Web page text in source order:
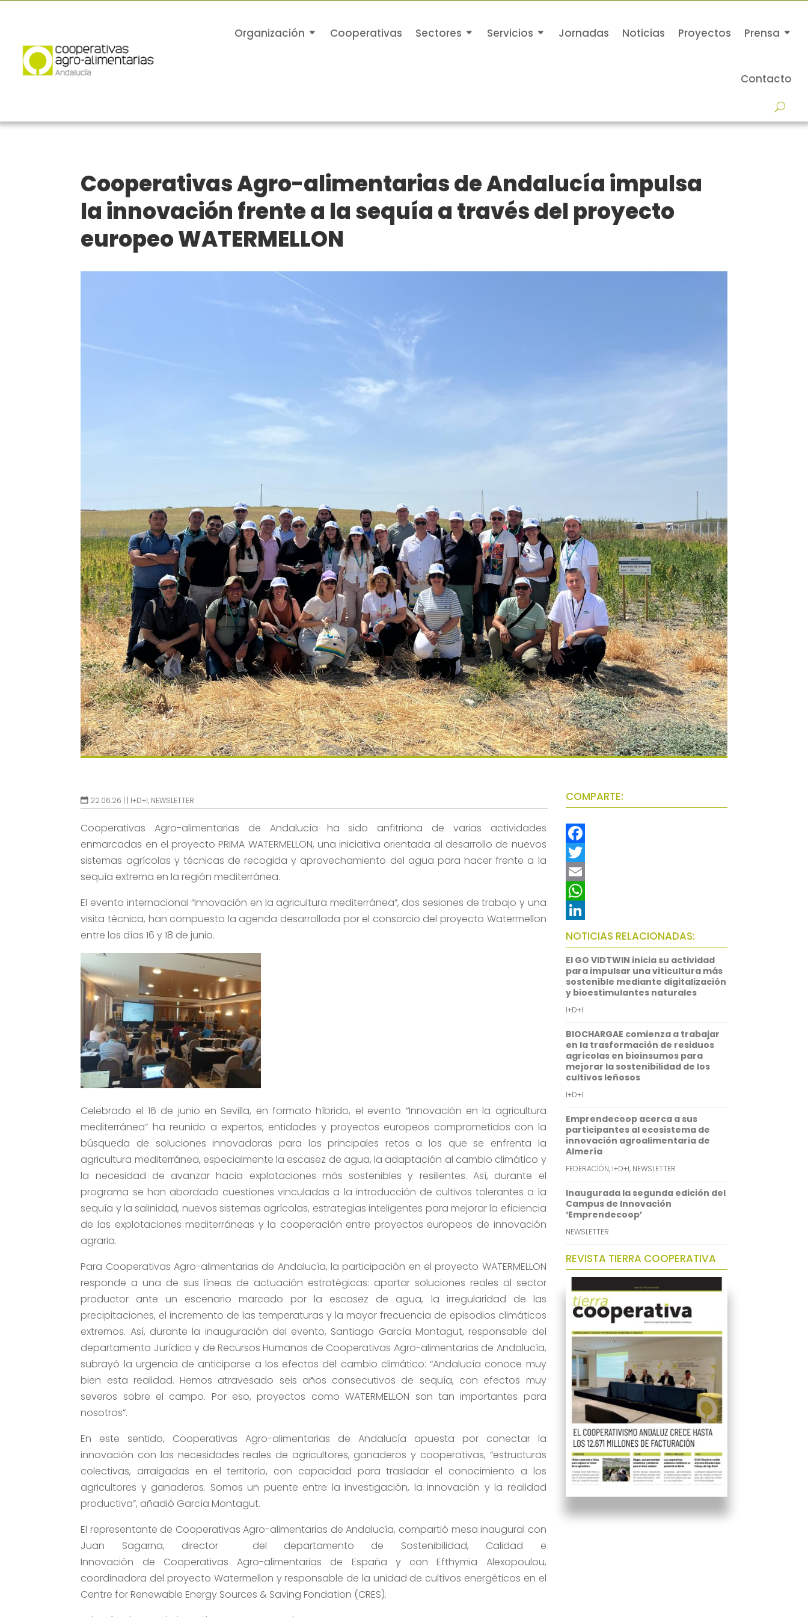
Organización Cooperativas Sectores Servicios Jornadas Noticias Proyectos Prensa
Contacto
Cooperativas Agro-alimentarias de Andalucía impulsa
la innovación frente a la sequía a través del proyecto
europeo WATERMELLON
22.06.26 | | I+D+I, NEWSLETTER
Cooperativas Agro-alimentarias de Andalucía ha sido anfitriona de varias actividades
enmarcadas en el proyecto PRIMA WATERMELLON, una iniciativa orientada al desarrollo de nuevos
sistemas agrícolas y técnicas de recogida y aprovechamiento del agua para hacer frente a la
sequía extrema en la región mediterránea.
El evento internacional “Innovación en la agricultura mediterránea”, dos sesiones de trabajo y una
visita técnica, han compuesto la agenda desarrollada por el consorcio del proyecto Watermellon
entre los días 16 y 18 de junio.
Celebrado el 16 de junio en Sevilla, en formato híbrido, el evento “Innovación en la agricultura
mediterránea” ha reunido a expertos, entidades y proyectos europeos comprometidos con la
búsqueda de soluciones innovadoras para los principales retos a los que se enfrenta la
agricultura mediterránea, especialmente la escasez de agua, la adaptación al cambio climático y
la necesidad de avanzar hacia explotaciones más sostenibles y resilientes. Así, durante el
programa se han abordado cuestiones vinculadas a la introducción de cultivos tolerantes a la
sequía y la salinidad, nuevos sistemas agrícolas, estrategias inteligentes para mejorar la eficiencia
de las explotaciones mediterráneas y la cooperación entre proyectos europeos de innovación
agraria.
Para Cooperativas Agro-alimentarias de Andalucía, la participación en el proyecto WATERMELLON
responde a una de sus líneas de actuación estratégicas: aportar soluciones reales al sector
productor ante un escenario marcado por la escasez de agua, la irregularidad de las
precipitaciones, el incremento de las temperaturas y la mayor frecuencia de episodios climáticos
extremos. Así, durante la inauguración del evento, Santiago García Montagut, responsable del
departamento Jurídico y de Recursos Humanos de Cooperativas Agro-alimentarias de Andalucía,
subrayó la urgencia de anticiparse a los efectos del cambio climático: “Andalucía conoce muy
bien esta realidad. Hemos atravesado seis años consecutivos de sequía, con efectos muy
severos sobre el campo. Por eso, proyectos como WATERMELLON son tan importantes para
nosotros”.
En este sentido, Cooperativas Agro-alimentarias de Andalucía apuesta por conectar la
innovación con las necesidades reales de agricultores, ganaderos y cooperativas, “estructuras
colectivas, arraigadas en el territorio, con capacidad para trasladar el conocimiento a los
agricultores y ganaderos. Somos un puente entre la investigación, la innovación y la realidad
productiva”, añadió García Montagut.
El representante de Cooperativas Agro-alimentarias de Andalucía, compartió mesa inaugural con
Juan Sagarna, director del departamento de Sostenibilidad, Calidad e
Innovación de Cooperativas Agro-alimentarias de España y con Efthymia Alexopoulou,
coordinadora del proyecto Watermellon y responsable de la unidad de cultivos energéticos en el
Centre for Renewable Energy Sources & Saving Fondation (CRES).
COMPARTE:
F
a
c
e
b
o
o
k
T
w
t
t
e
r
E
m
a
i
l
W
h
a
t
s
A
p
p
L
i
n
k
e
d
I
n
NOTICIAS RELACIONADAS:
El GO VIDTWIN inicia su actividad
para impulsar una viticultura más
sostenible mediante digitalización
y bioestimulantes naturales
I+D+I
BIOCHARGAE comienza a trabajar
en la trasformación de residuos
agrícolas en bioinsumos para
mejorar la sostenibilidad de los
cultivos leñosos
I+D+I
Emprendecoop acerca a sus
participantes al ecosistema de
innovación agroalimentaria de
Almería
FEDERACIÓN, I+D+I, NEWSLETTER
Inaugurada la segunda edición del
Campus de Innovación
‘Emprendecoop’
NEWSLETTER
REVISTA TIERRA COOPERATIVA